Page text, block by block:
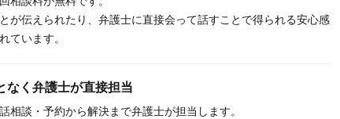
が伝えられたり、弁護士に直接会って話すことで得られる安心感
ています。
なく弁護士が直接担当
相談・予約から解決まで弁護士が担当します。